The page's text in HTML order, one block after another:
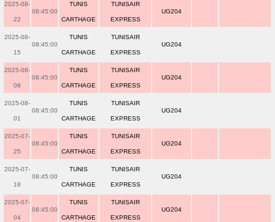
2025-08-
22
08:45:00
TUNIS
CARTHAGE
TUNISAIR
EXPRESS
UG204
2025-08-
15
08:45:00
TUNIS
CARTHAGE
TUNISAIR
EXPRESS
UG204
2025-08-
08
08:45:00
TUNIS
CARTHAGE
TUNISAIR
EXPRESS
UG204
2025-08-
01
08:45:00
TUNIS
CARTHAGE
TUNISAIR
EXPRESS
UG204
2025-07-
25
08:45:00
TUNIS
CARTHAGE
TUNISAIR
EXPRESS
UG204
2025-07-
18
08:45:00
TUNIS
CARTHAGE
TUNISAIR
EXPRESS
UG204
2025-07-
04
08:45:00
TUNIS
CARTHAGE
TUNISAIR
EXPRESS
UG204